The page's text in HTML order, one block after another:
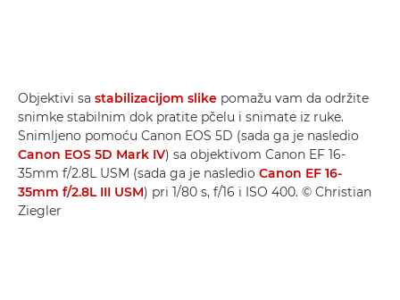
Objektivi sa stabilizacijom slike pomažu vam da održite
snimke stabilnim dok pratite pčelu i snimate iz ruke.
Snimljeno pomoću Canon EOS 5D (sada ga je nasledio
Canon EOS 5D Mark IV) sa objektivom Canon EF 16-
35mm f/2.8L USM (sada ga je nasledio Canon EF 16-
35mm f/2.8L III USM) pri 1/80 s, f/16 i ISO 400. © Christian
Ziegler